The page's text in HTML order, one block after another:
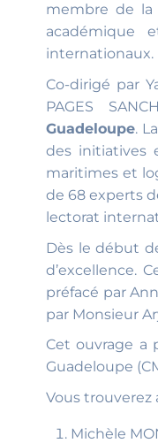
membre de la
académique
internationaux.
Co-dirigé par
PAGES
Guadeloupe.
des initiatives
maritimes et
de 68 experts
lectorat
Dès le début
d’excellence.
préfacé par
par Monsieur
Cet ouvrage a
Guadeloupe
Vous trouverez
Michèle